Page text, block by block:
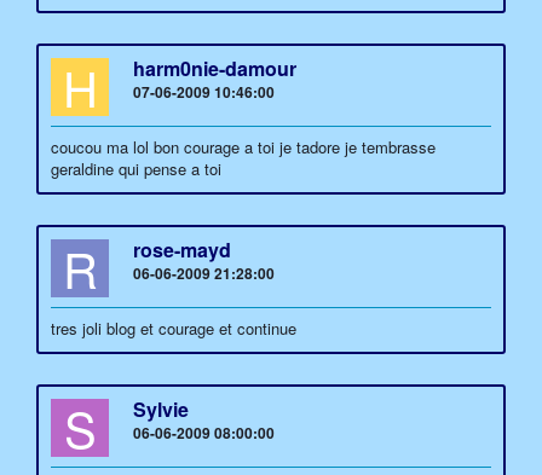
H harm0nie-damour
07-06-2009 10:46:00
coucou ma lol bon courage a toi je tadore je tembrasse
geraldine qui pense a toi
R rose-mayd
06-06-2009 21:28:00
tres joli blog et courage et continue
S Sylvie
06-06-2009 08:00:00